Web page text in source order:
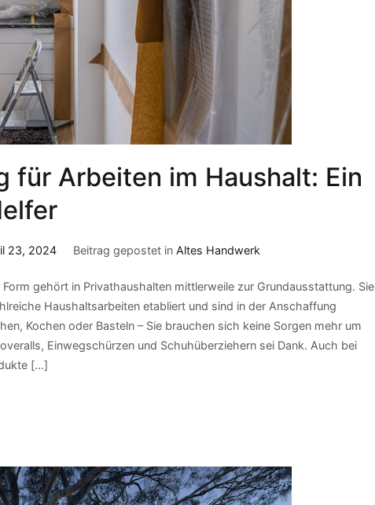
für Arbeiten im Haushalt: Ein
23, 2024 Beitrag gepostet inAltes Handwerk
gehört in Privathaushalten mittlerweile zur Grundausstattung. Sie
Haushaltsarbeiten etabliert und sind in der Anschaffung
Kochen oder Basteln – Sie brauchen sich keine Sorgen mehr um
Einwegschürzen und Schuhüberziehern sei Dank. Auch bei
[…]